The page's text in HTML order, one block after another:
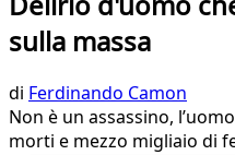
sulla massa
di Ferdinando Camon
Non è un assassino,
morti e mezzo migliaio di